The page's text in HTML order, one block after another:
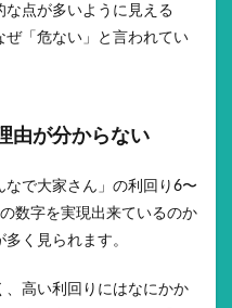
な点が多いように見える
ぜ「危ない」と言われてい
由が分からない
で大家さん」の利回り6〜
数字を実現出来ているのか
く見られます。
、高い利回りにはなにかか